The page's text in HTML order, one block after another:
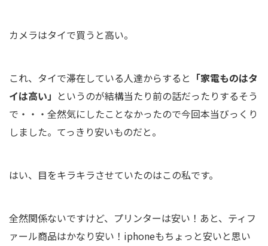
カメラはタイで買うと高い。
これ、タイで滞在している人達からすると 「家電ものはタ
イは高い」 というのが結構当たり前の話だったりするそう
で・・・全然気にしたことなかったので今回本当びっくり
しました。てっきり安いものだと。
はい、目をキラキラさせていたのはこの私です。
全然関係ないですけど、プリンターは安い！あと、ティフ
ァール商品はかなり安い！iphoneもちょっと安いと思い